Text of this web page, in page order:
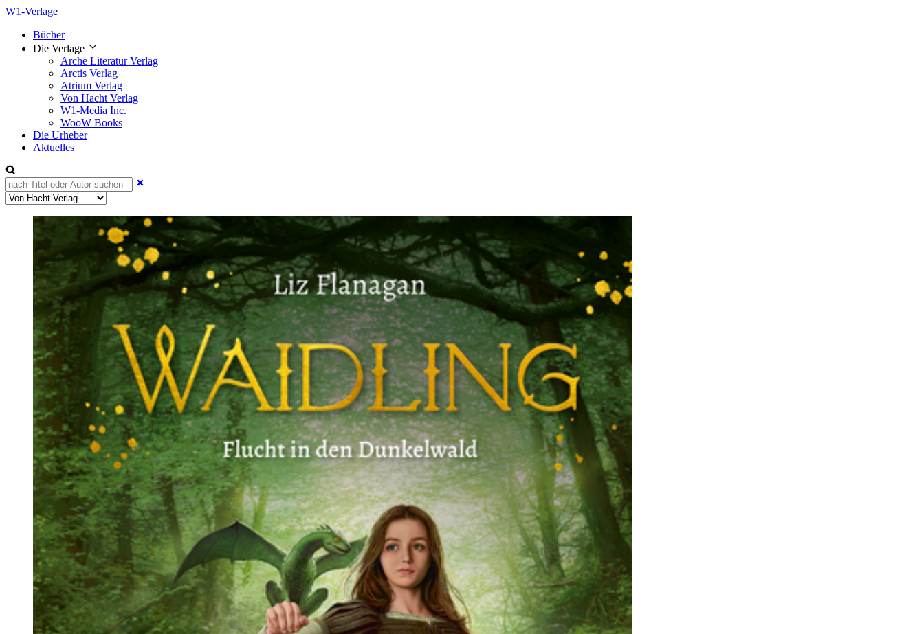
W1-Verlage
Bücher
Die Verlage
Arche Literatur Verlag
Arctis Verlag
Atrium Verlag
Von Hacht Verlag
W1-Media Inc.
WooW Books
Die Urheber
Aktuelles